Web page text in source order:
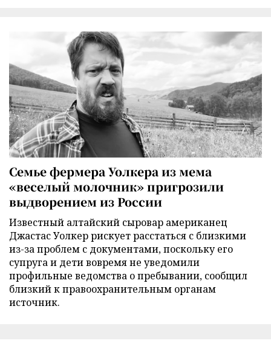
Семье фермера Уолкера из мема
«веселый молочник» пригрозили
выдворением из России
Известный алтайский сыровар американец
Джастас Уолкер рискует расстаться с близкими
из-за проблем с документами, поскольку его
супруга и дети вовремя не уведомили
профильные ведомства о пребывании, сообщил
близкий к правоохранительным органам
источник.